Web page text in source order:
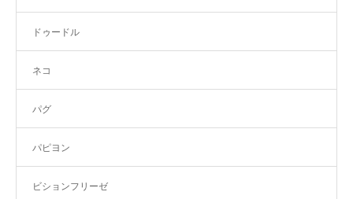
ドゥードル
ネコ
パグ
パピヨン
ビションフリーゼ